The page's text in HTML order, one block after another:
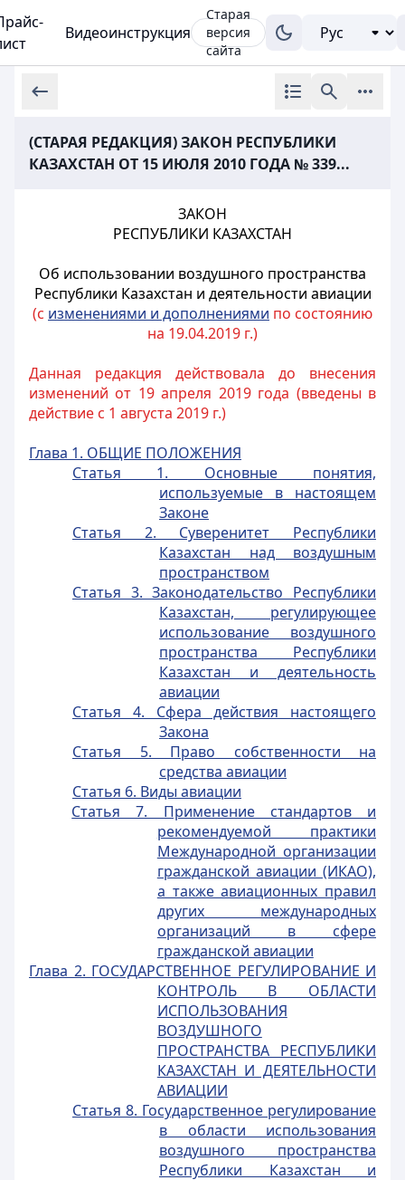
Видеоинструкция
Старая
версия
сайта
(СТАРАЯ РЕДАКЦИЯ) ЗАКОН РЕСПУБЛИКИ
КАЗАХСТАН ОТ 15 ИЮЛЯ 2010 ГОДА № 339...
ЗАКОН
РЕСПУБЛИКИ КАЗАХСТАН
Об использовании воздушного пространства
Республики Казахстан и деятельности авиации
(с изменениями и дополнениями по состоянию
на 19.04.2019 г.)
Данная редакция действовала до внесения
изменений от 19 апреля 2019 года (введены в
действие с 1 августа 2019 г.)
Глава 1. ОБЩИЕ ПОЛОЖЕНИЯ
Статья 1. Основные понятия,
используемые в настоящем
Законе
Статья 2. Суверенитет Республики
Казахстан над воздушным
пространством
Статья 3. Законодательство Республики
Казахстан, регулирующее
использование воздушного
пространства Республики
Казахстан и деятельность
авиации
Статья 4. Сфера действия настоящего
Закона
Статья 5. Право собственности на
средства авиации
Статья 6. Виды авиации
Статья 7. Применение стандартов и
рекомендуемой практики
Международной организации
гражданской авиации (ИКАО),
а также авиационных правил
других международных
организаций в сфере
гражданской авиации
Глава 2. ГОСУДАРСТВЕННОЕ РЕГУЛИРОВАНИЕ И
КОНТРОЛЬ В ОБЛАСТИ
ИСПОЛЬЗОВАНИЯ
ВОЗДУШНОГО
ПРОСТРАНСТВА РЕСПУБЛИКИ
КАЗАХСТАН И ДЕЯТЕЛЬНОСТИ
АВИАЦИИ
Статья 8. Государственное регулирование
в области использования
воздушного пространства
Республики Казахстан и